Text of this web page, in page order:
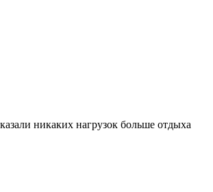
никаких нагрузок больше отдыха